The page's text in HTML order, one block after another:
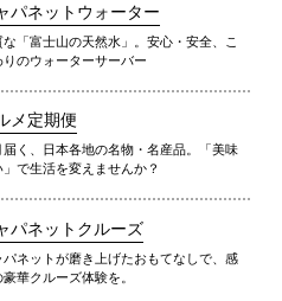
パネットウォーター
な「富士山の天然水」。安心・安全、こ
りのウォーターサーバー
メ定期便
届く、日本各地の名物・名産品。「美味
」で生活を変えませんか？
パネットクルーズ
パネットが磨き上げたおもてなしで、感
豪華クルーズ体験を。